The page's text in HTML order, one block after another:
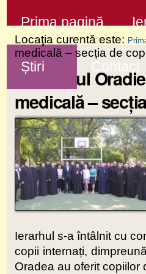
la
conţinut
Sari
la
navigare
Prima pagină
Știri Contact
Locaţia curentă este:
medicală – secția de
Chiriarhul
medicală –
Ierarhul s-a întâlnit cu
copii internați,
Oradea au oferit copiilor